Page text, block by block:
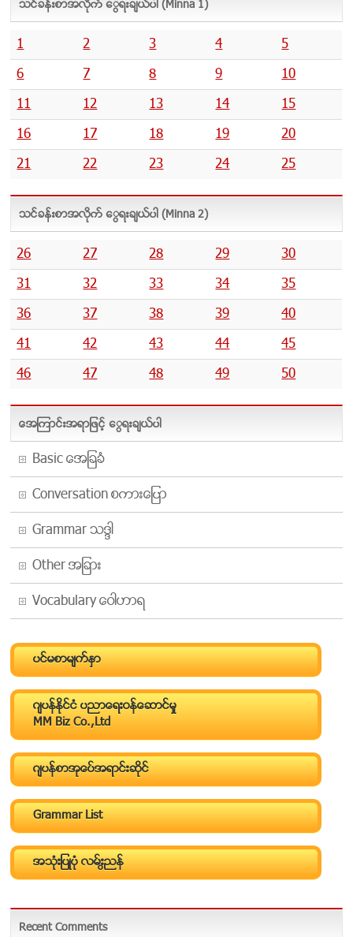
သင္ခန္းစာအလိုက္ ေရြးခ်ယ္ပါ (Minna 1)
1 2 3 4
5
6
7 8 9
10
11
12 13 14
15
16
17 18 19
20
21
22 23 24 25
သင္ခန္းစာအလိုက္ ေရြးခ်ယ္ပါ (Minna 2)
26 27 28 29
30
31
32 33 34
35
36
37 38 39
40
41
42 43 44
45
46
47 48 49 50
အေၾကာင္းအရာျဖင့္ ေရြးခ်ယ္ပါ
Basic အေျခခံ
Conversation စကားေျပာ
Grammar သဒၵါ
Other အျခား
Vocabulary ေဝါဟာရ
ပင္မစာမ်က္ႏွာ
ဂ်ပန္ႏိုင္ငံ ပညာေရးဝန္ေဆာင္မႈ
MM Biz Co.,Ltd
ဂ်ပန္စာအုပ္အေရာင္းဆိုင္
Grammar List
အသံုးျပဳပံု လမ္းညြန္
Recent Comments